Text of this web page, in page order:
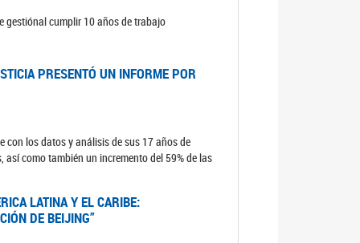
gestiónal cumplir 10 años de trabajo
PRESENTÓ UN INFORME POR
con los datos y análisis de sus 17 años de
como también un incremento del 59% de las
LATINA Y EL CARIBE:
DE BEIJING”